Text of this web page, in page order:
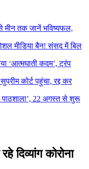
तक जानें भविष्यफल,
मीडिया बैन! संसद में बिल
‘आत्मघाती कदम’, ट्रंप
कोर्ट पहुंचा, रद्द कर
पाठशाला’, 22 अगस्त से शुरू
कोरोना